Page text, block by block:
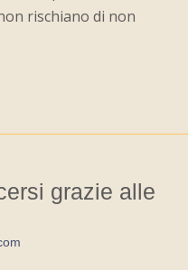
rischiano di non
grazie alle